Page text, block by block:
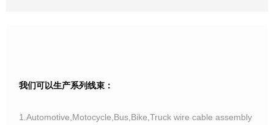
我们可以生产系列线束：
1.Automotive,Motocycle,Bus,Bike,Truck wire cable assembly